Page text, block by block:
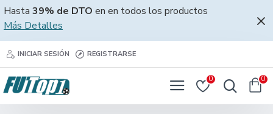
Hasta 39% de DTO en en todos los productos
Más Detalles
INICIAR SESIÓN REGISTRARSE
0 0